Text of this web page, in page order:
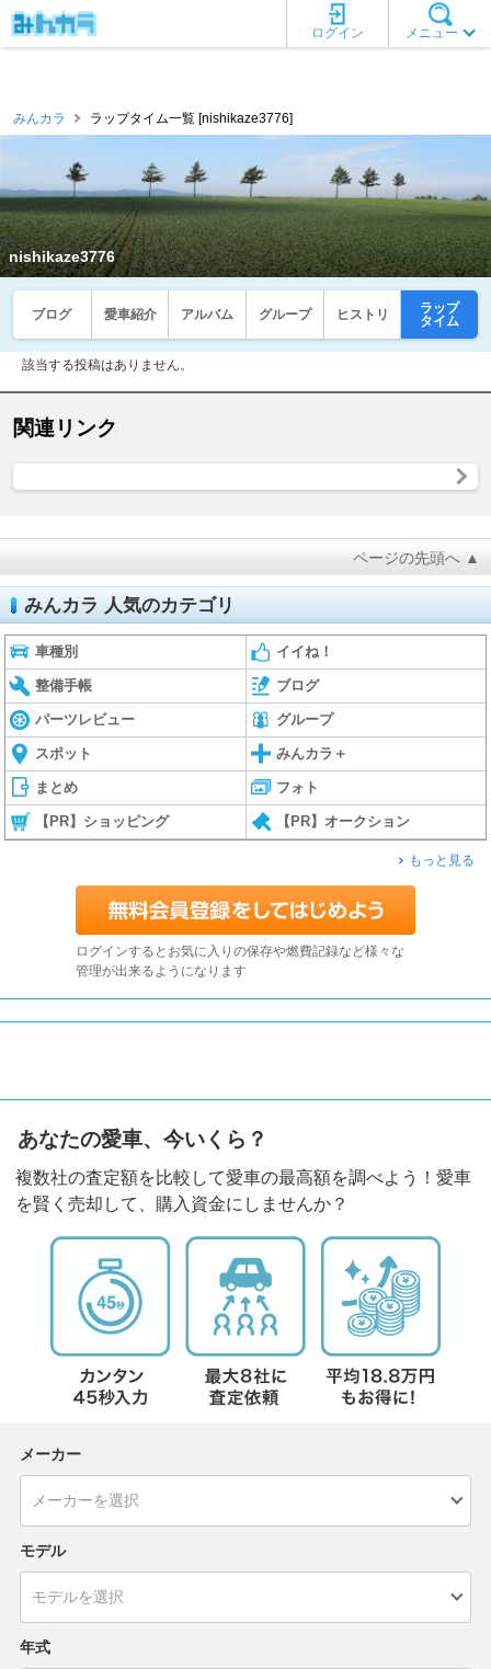
メニュー
ログイン
みんカラ ラップタイム一覧 [nishikaze3776]
nishikaze3776
ブログ 愛車紹介 アルバム グループ ヒストリ
ラップ
タイム
該当する投稿はありません。
関連リンク
ページの先頭へ ▲
みんカラ 人気のカテゴリ
車種別 イイね！
整備手帳 ブログ
パーツレビュー グループ
スポット みんカラ＋
まとめ フォト
【PR】ショッピング 【PR】オークション
もっと見る
ログインするとお気に入りの保存や燃費記録など様々な
管理が出来るようになります
あなたの愛車、今いくら？
複数社の査定額を比較して愛車の最高額を調べよう！愛車
を賢く売却して、購入資金にしませんか？
メーカー
モデル
年式